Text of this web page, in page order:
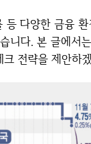
니다. 본 글에서
전략을 제안하